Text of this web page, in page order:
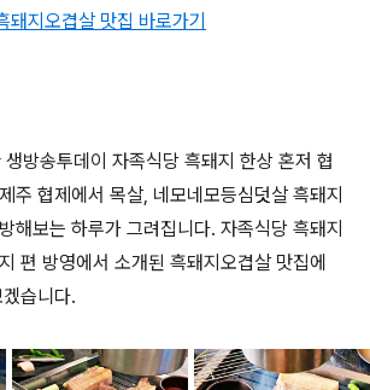
돼지오겹살 맛집 바로가기
방송투데이 자족식당 흑돼지 한상 혼저 협
주 협제에서 목살, 네모네모등심덧살 흑돼지
해보는 하루가 그려집니다. 자족식당 흑돼지
편 방영에서 소개된 흑돼지오겹살 맛집에
습니다.